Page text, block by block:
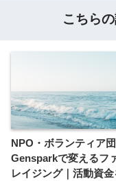
こちら
NPO・ボランティア
Gensparkで変えるフ
レイジング｜活動資